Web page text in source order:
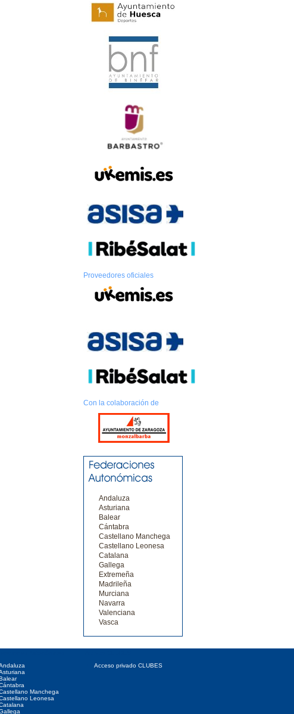
Proveedores oficiales
Con la colaboración de
Andaluza
Asturiana
Balear
Cántabra
Castellano Manchega
Castellano Leonesa
Catalana
Gallega
Extremeña
Madrileña
Murciana
Navarra
Valenciana
Vasca
Manchega
Leonesa
Acceso privado CLUBES